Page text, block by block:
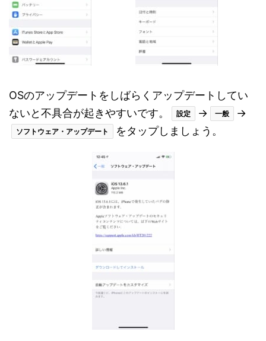
OSのアップデートをしばらくアップデートしてい
ないと不具合が起きやすいです。
設定 → 一般 →
ソフトウェア・アップデート をタップしましょう。